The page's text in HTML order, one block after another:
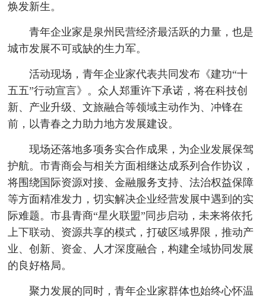
焕发新生。
青年企业家是泉州民营经济最活跃的力量，也是
城市发展不可或缺的生力军。
活动现场，青年企业家代表共同发布《建功“十
五五”行动宣言》。众人郑重许下承诺，将在科技创
新、产业升级、文旅融合等领域主动作为、冲锋在
前，以青春之力助力地方发展建设。
现场还落地多项务实合作成果，为企业发展保驾
护航。市青商会与相关方面相继达成系列合作协议，
将围绕国际资源对接、金融服务支持、法治权益保障
等方面精准发力，切实解决企业经营发展中遇到的实
际难题。市县青商“星火联盟”同步启动，未来将依托
上下联动、资源共享的模式，打破区域界限，推动产
业、创新、资金、人才深度融合，构建全域协同发展
的良好格局。
聚力发展的同时，青年企业家群体也始终心怀温